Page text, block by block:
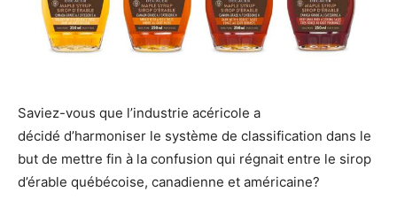
Saviez-vous que l’industrie acéricole a
décidé d’harmoniser le système de classification dans le
but de mettre fin à la confusion qui régnait entre le sirop
d’érable québécoise, canadienne et américaine?